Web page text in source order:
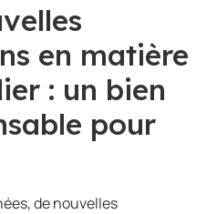
en matière
: un bien
pour
de nouvelles